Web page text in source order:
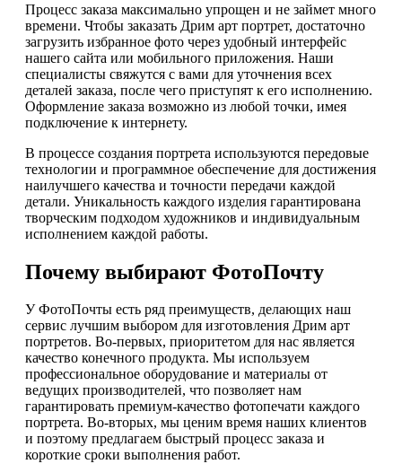
Процесс заказа максимально упрощен и не займет много
времени. Чтобы заказать Дрим арт портрет, достаточно
загрузить избранное фото через удобный интерфейс
нашего сайта или мобильного приложения. Наши
специалисты свяжутся с вами для уточнения всех
деталей заказа, после чего приступят к его исполнению.
Оформление заказа возможно из любой точки, имея
подключение к интернету.
В процессе создания портрета используются передовые
технологии и программное обеспечение для достижения
наилучшего качества и точности передачи каждой
детали. Уникальность каждого изделия гарантирована
творческим подходом художников и индивидуальным
исполнением каждой работы.
Почему выбирают ФотоПочту
У ФотоПочты есть ряд преимуществ, делающих наш
сервис лучшим выбором для изготовления Дрим арт
портретов. Во-первых, приоритетом для нас является
качество конечного продукта. Мы используем
профессиональное оборудование и материалы от
ведущих производителей, что позволяет нам
гарантировать премиум-качество фотопечати каждого
портрета. Во-вторых, мы ценим время наших клиентов
и поэтому предлагаем быстрый процесс заказа и
короткие сроки выполнения работ.